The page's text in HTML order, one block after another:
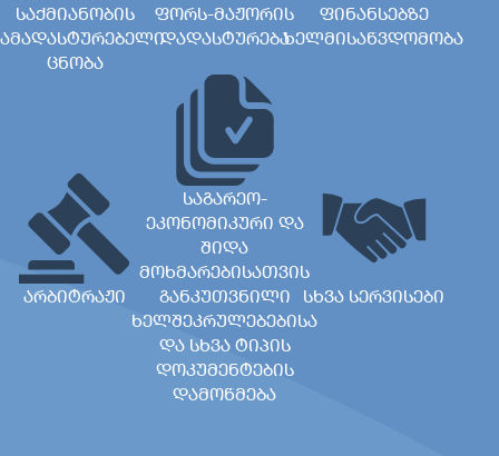
საქმიანობის
ცნობა
ფორს-მაჟორის
დადასტურება
ფინანსებზე
ხელმისაწვდომობა
არბიტრაჟი
საგარეო-
ეკონომიკური და
შიდა
მოხმარებისათვის
განკუთვნილი
ხელშეკრულებებისა
და სხვა ტიპის
დოკუმენტების
დამოწმება
სხვა სერვისები